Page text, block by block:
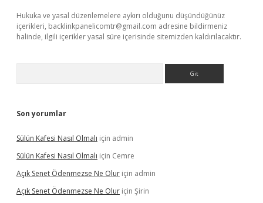
Hukuka ve yasal düzenlemelere aykırı olduğunu düşündüğünüz
içerikleri, backlinkpanelicomtr@gmail.com adresine bildirmeniz
halinde, ilgili içerikler yasal süre içerisinde sitemizden kaldırılacaktır.
Son yorumlar
Sülün Kafesi Nasıl Olmalı için admin
Sülün Kafesi Nasıl Olmalı için Cemre
Açık Senet Ödenmezse Ne Olur için admin
Açık Senet Ödenmezse Ne Olur için Şirin